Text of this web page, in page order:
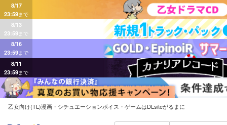
8/17
23:59まで
8/13
23:59まで
8/16
23:59まで
8/11
23:59まで
乙女向け(TL)漫画・シチュエーションボイス・ゲームはDLsiteがるまに